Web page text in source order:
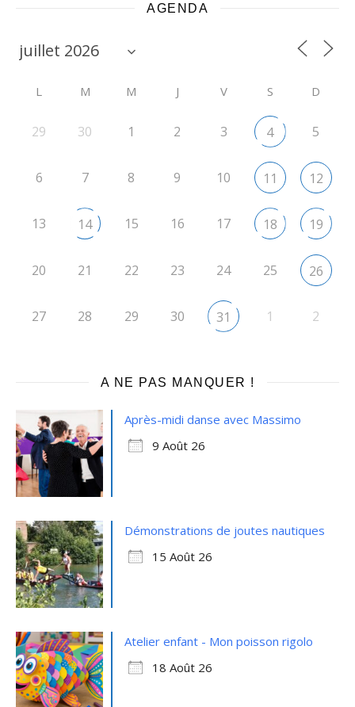
AGENDA
L M M J V S D
29 30 1 2 3 4 5
6 7 8 9 10 11 12
13 14 15 16 17 18 19
20 21 22 23 24 25 26
27 28 29 30 31 1 2
A NE PAS MANQUER !
Après-midi danse avec Massimo
9 Août 26
Démonstrations de joutes nautiques
15 Août 26
Atelier enfant - Mon poisson rigolo
18 Août 26